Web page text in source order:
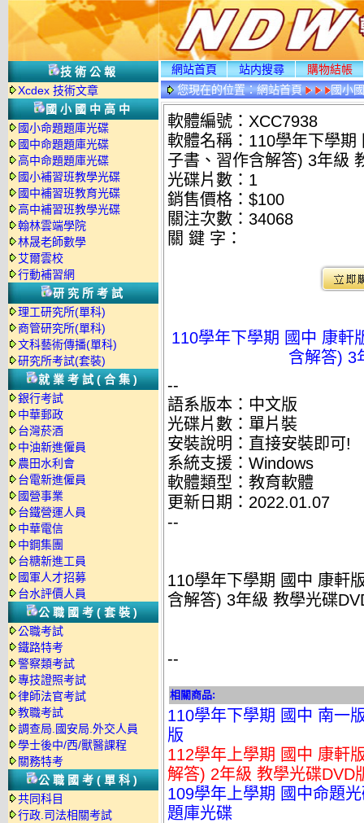
技術公報
Xcdex 技術文章
國小國中高中
國小命題題庫光碟
國中命題題庫光碟
高中命題題庫光碟
國小補習班教學光碟
國中補習班教育光碟
高中補習班教學光碟
翰林雲端學院
林晟老師數學
艾爾雲校
行動補習網
研究所考試
理工研究所(單科)
商管研究所(單科)
文科藝術傳播(單科)
研究所考試(套裝)
就業考試(合集)
銀行考試
中華郵政
台灣菸酒
中油新進僱員
農田水利會
台電新進僱員
國營事業
台鐵營運人員
中華電信
中鋼集團
台糖新進工員
國軍人才招募
台水評價人員
公職國考(套裝)
公職考試
鐵路特考
警察類考試
專技證照考試
律師法官考試
教職考試
調查局.國安局.外交人員
學士後中/西/獸醫課程
關務特考
公職國考(單科)
共同科目
行政.司法相關考試
網站首頁 站内搜尋
購物結帳
您現在的位置：網站首頁 國小
軟體編號：XCC7938
軟體名稱：110學年下學
子書、習作含解答) 3年級
光碟片數：1
銷售價格：$100
關注次數： 34068
關 鍵 字：
110學年下學期 國中 康軒
含解答) 3
--
語系版本：中文版
光碟片數：單片裝
安裝說明：直接安裝即可!
系統支援：Windows
軟體類型：教育軟體
更新日期：2022.01.07
--
110學年下學期 國中 康軒
含解答) 3年級 教學光碟
--
相關商品:
110學年下學期 國中 南一
版
112學年上學期 國中 康軒
解答) 2年級 教學光碟DVD
109學年上學期 國中命題
題庫光碟